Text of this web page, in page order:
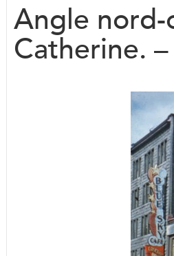
Angle nord-
Catherine.